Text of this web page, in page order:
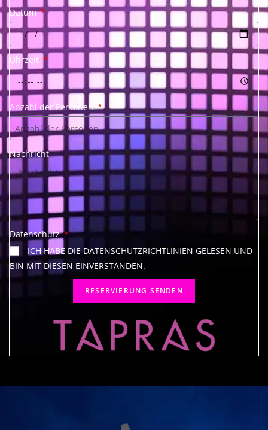
Datum
Uhrzeit
Anzahl der Personen
Nachricht
Datenschutz
ICH HABE DIE DATENSCHUTZRICHTLINIEN GELESEN UND
BIN MIT DIESEN EINVERSTANDEN.
RESERVIERUNG SENDEN